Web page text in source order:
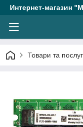
Интернет-магазин
Товари та